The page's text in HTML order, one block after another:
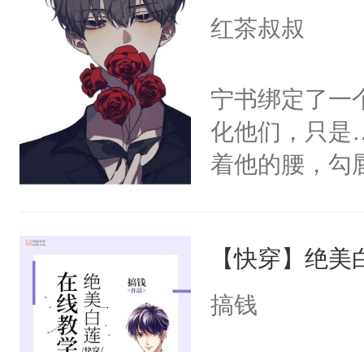
红茶叔叔
宁书绑定了一
化他们，只是
着他的腰，勾
来，给老公
用力——为你
【快穿】绝
搞钱